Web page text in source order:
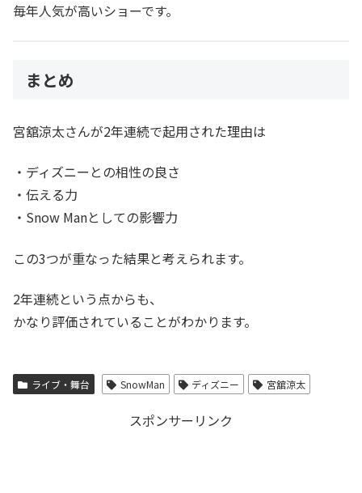
毎年人気が高いショーです。
まとめ
宮舘涼太さんが2年連続で起用された理由は
・ディズニーとの相性の良さ
・伝える力
・Snow Manとしての影響力
この3つが重なった結果と考えられます。
2年連続という点からも、
かなり評価されていることがわかります。
ライブ・舞台 SnowMan ディズニー 宮舘涼太
スポンサーリンク